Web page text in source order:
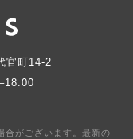
官町14-2
合がございます。最新の